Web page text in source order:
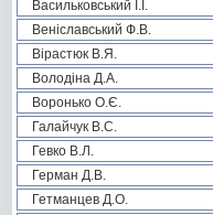
Васильковський І.І.
Веніславський Ф.В.
Вірастюк В.Я.
Володіна Д.А.
Воронько О.Є.
Галайчук В.С.
Гевко В.Л.
Герман Д.В.
Гетманцев Д.О.